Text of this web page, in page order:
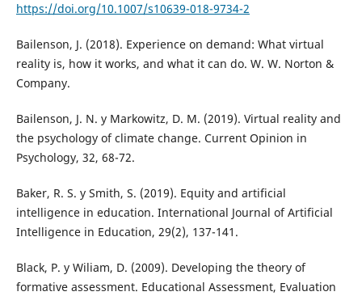
https://doi.org/10.1007/s10639-018-9734-2
Bailenson, J. (2018). Experience on demand: What virtual
reality is, how it works, and what it can do. W. W. Norton &
Company.
Bailenson, J. N. y Markowitz, D. M. (2019). Virtual reality and
the psychology of climate change. Current Opinion in
Psychology, 32, 68-72.
Baker, R. S. y Smith, S. (2019). Equity and artificial
intelligence in education. International Journal of Artificial
Intelligence in Education, 29(2), 137-141.
Black, P. y Wiliam, D. (2009). Developing the theory of
formative assessment. Educational Assessment, Evaluation